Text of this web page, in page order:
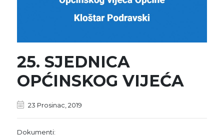
25. SJEDNICA
OPĆINSKOG VIJEĆA
23 Prosinac, 2019
Dokumenti: